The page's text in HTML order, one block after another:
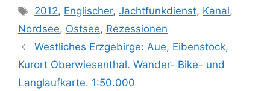
Schlagwörter
2012, Englischer,Jachtfunkdienst, Kanal,
Nordsee, Ostsee, Rezessionen
Westliches Erzgebirge: Aue, Eibenstock,
Kurort Oberwiesenthal. Wander- Bike- und
Langlaufkarte. 1:50.000